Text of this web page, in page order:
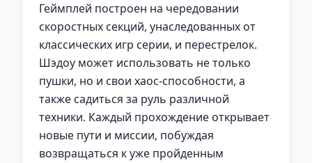
Геймплей построен на чередовании
скоростных секций, унаследованных от
классических игр серии, и перестрелок.
Шэдоу может использовать не только
пушки, но и свои хаос-способности, а
также садиться за руль различной
техники. Каждый прохождение открывает
новые пути и миссии, побуждая
возвращаться к уже пройденным